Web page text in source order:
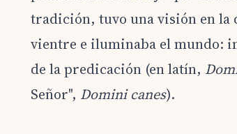
tradición, tuvo una visión en la
vientre e iluminaba el mundo:
de la predicación (en latín,
Señor", Domini canes).